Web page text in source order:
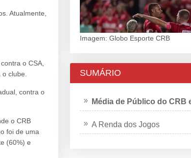
Atualmente,
o CSA,
clube.
contra o
o CRB
foi de uma
(60%) e
Imagem: Globo Esporte CRB
SUMÁRIO
Média de Público do CRB
A Renda dos Jogos